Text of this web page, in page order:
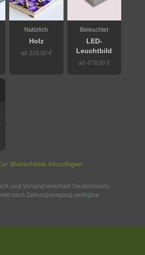
Natürlich
Holz
ab 119,00 €
Beleuchtet
LED-
Leuchtbild
ab 479,00 €
Wunschliste hinzufügen
und Versand innerhalb Deutschlands.
nach Zahlungseingang verfügbar.